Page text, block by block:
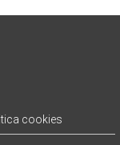
cookies